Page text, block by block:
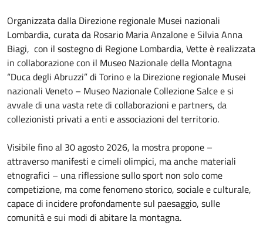
Organizzata dalla Direzione regionale Musei nazionali
Lombardia, curata da Rosario Maria Anzalone e Silvia Anna
Biagi, con il sostegno di Regione Lombardia, Vette è realizzata
in collaborazione con il Museo Nazionale della Montagna
“Duca degli Abruzzi” di Torino e la Direzione regionale Musei
nazionali Veneto – Museo Nazionale Collezione Salce e si
avvale di una vasta rete di collaborazioni e partners, da
collezionisti privati a enti e associazioni del territorio.
Visibile fino al 30 agosto 2026, la mostra propone –
attraverso manifesti e cimeli olimpici, ma anche materiali
etnografici – una riflessione sullo sport non solo come
competizione, ma come fenomeno storico, sociale e culturale,
capace di incidere profondamente sul paesaggio, sulle
comunità e sui modi di abitare la montagna.